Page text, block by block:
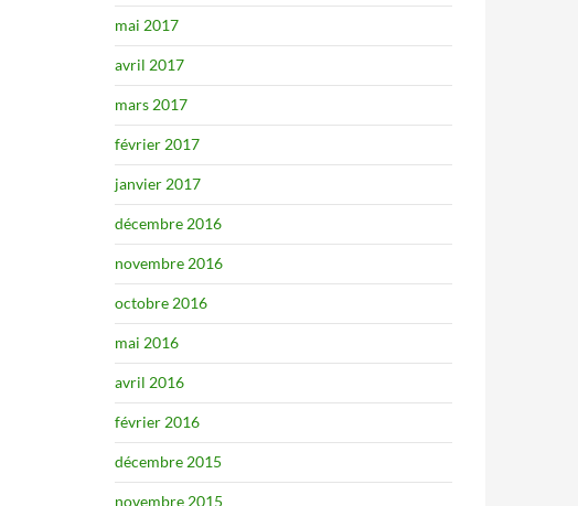
mai 2017
avril 2017
mars 2017
février 2017
janvier 2017
décembre 2016
novembre 2016
octobre 2016
mai 2016
avril 2016
février 2016
décembre 2015
novembre 2015